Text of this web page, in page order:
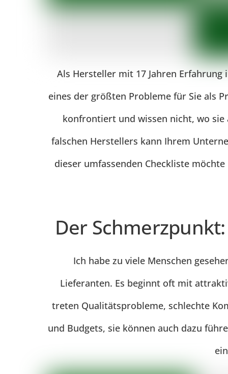
Als Hersteller mit 17 Jahren Erfahrung
eines der größten Probleme für Sie als
konfrontiert und wissen nicht, wo sie
falschen Herstellers kann Ihrem
dieser umfassenden Checkliste
Der
Ich habe zu viele Menschen
Lieferanten. Es beginnt oft mit
treten Qualitätsprobleme, schlechte
und Budgets, sie können auch dazu